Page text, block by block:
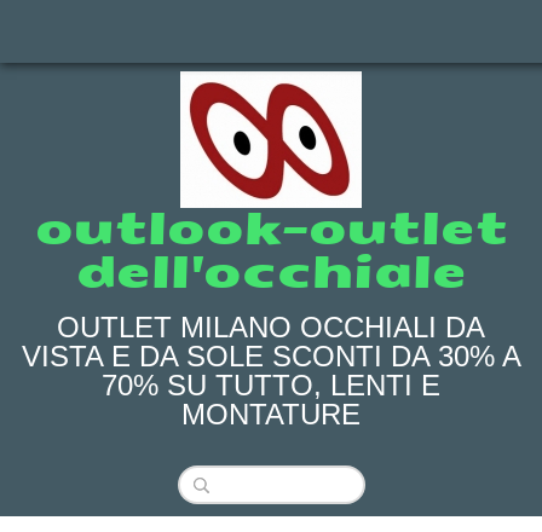
outlook-outlet
dell'occhiale
OUTLET MILANO OCCHIALI DA
VISTA E DA SOLE SCONTI DA 30% A
70% SU TUTTO, LENTI E
MONTATURE